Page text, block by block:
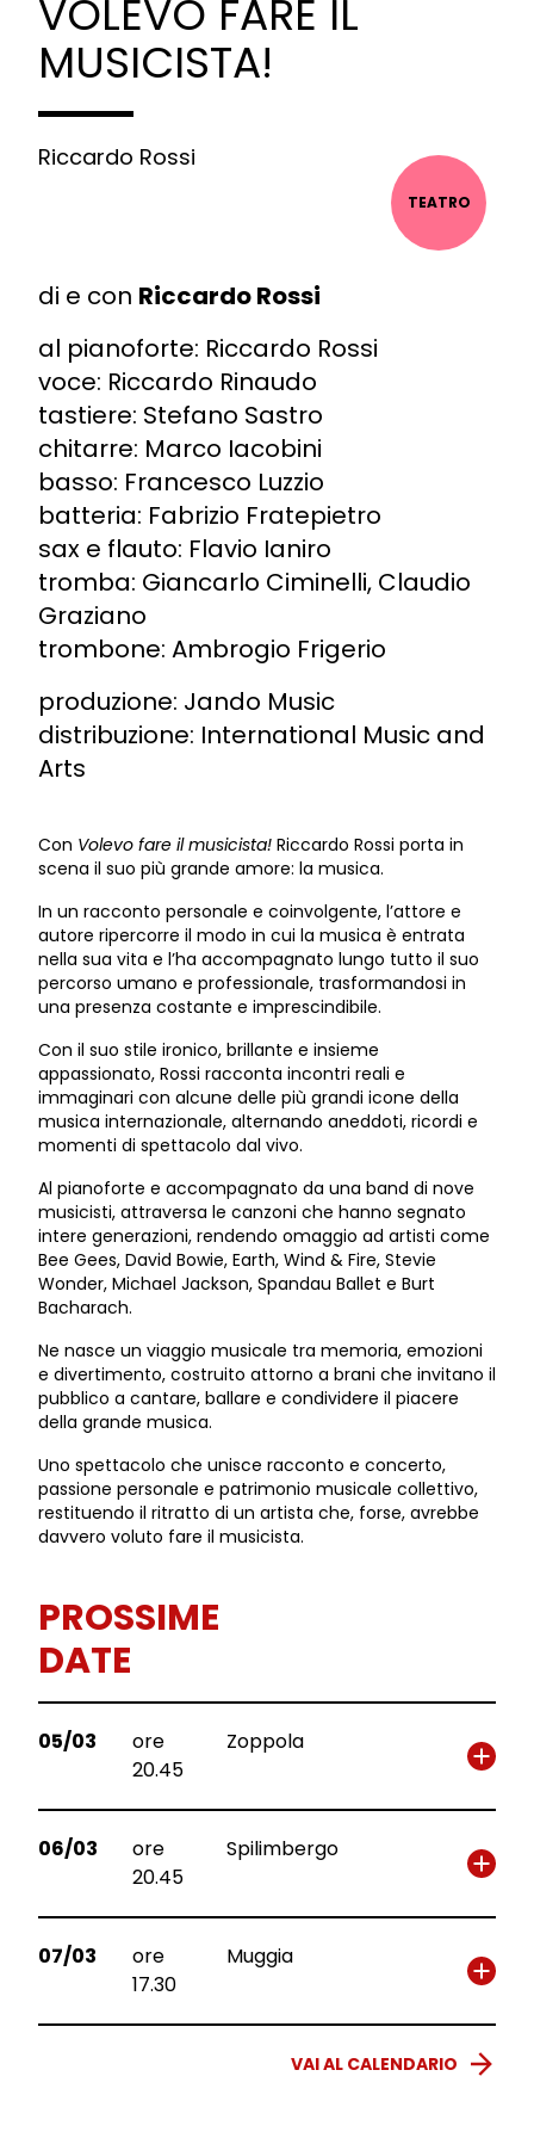
VOLEVO FARE IL
MUSICISTA!
Riccardo Rossi
TEATRO
di e con Riccardo Rossi
al pianoforte: Riccardo Rossi
voce: Riccardo Rinaudo
tastiere: Stefano Sastro
chitarre: Marco Iacobini
basso: Francesco Luzzio
batteria: Fabrizio Fratepietro
sax e flauto: Flavio Ianiro
tromba: Giancarlo Ciminelli, Claudio
Graziano
trombone: Ambrogio Frigerio
produzione: Jando Music
distribuzione: International Music and
Arts
Con Volevo fare il musicista! Riccardo Rossi porta in
scena il suo più grande amore: la musica.
In un racconto personale e coinvolgente, l’attore e
autore ripercorre il modo in cui la musica è entrata
nella sua vita e l’ha accompagnato lungo tutto il suo
percorso umano e professionale, trasformandosi in
una presenza costante e imprescindibile.
Con il suo stile ironico, brillante e insieme
appassionato, Rossi racconta incontri reali e
immaginari con alcune delle più grandi icone della
musica internazionale, alternando aneddoti, ricordi e
momenti di spettacolo dal vivo.
Al pianoforte e accompagnato da una band di nove
musicisti, attraversa le canzoni che hanno segnato
intere generazioni, rendendo omaggio ad artisti come
Bee Gees, David Bowie, Earth, Wind & Fire, Stevie
Wonder, Michael Jackson, Spandau Ballet e Burt
Bacharach.
Ne nasce un viaggio musicale tra memoria, emozioni
e divertimento, costruito attorno a brani che invitano il
pubblico a cantare, ballare e condividere il piacere
della grande musica.
Uno spettacolo che unisce racconto e concerto,
passione personale e patrimonio musicale collettivo,
restituendo il ritratto di un artista che, forse, avrebbe
davvero voluto fare il musicista.
PROSSIME
DATE
05/03
ore
20.45
Zoppola
06/03
ore
20.45
Spilimbergo
07/03
ore
17.30
Muggia
VAI AL CALENDARIO